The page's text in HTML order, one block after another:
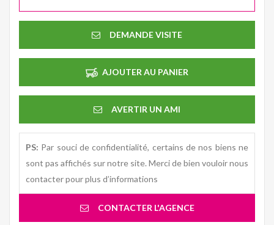
DEMANDE VISITE
AJOUTER AU PANIER
AVERTIR UN AMI
PS: Par souci de confidentialité, certains de nos biens ne
sont pas affichés sur notre site. Merci de bien vouloir nous
contacter pour plus d’informations
CONTACTER L'AGENCE